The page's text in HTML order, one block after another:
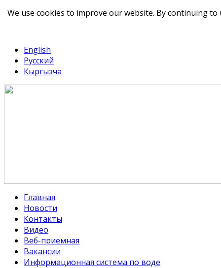
English
Русский
Кыргызча
Главная
Новости
Контакты
Видео
Веб-приемная
Вакансии
Информационная система по воде
We use cookies to improve our website. By continuing